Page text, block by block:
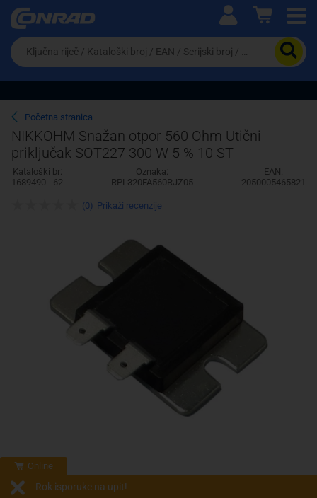
Ova postavka prilagođava asortiman proizvoda i
cijene vašim potrebama.
Pravno lice
Da
biste
potražili
proizvod,
unesite
ključnu
riječ,
kataloški
broj,
EAN
ili
Početna stranica
NIKKOHM Snažan otpor 560 Ohm Utični
priključak SOT227 300 W 5 % 10 ST
Kataloški br:
1689490 - 62
Oznaka:
RPL320FA560RJZ05
EAN:
2050005465821
Online
Rok isporuke na upit!
(0) Prikaži recenzije